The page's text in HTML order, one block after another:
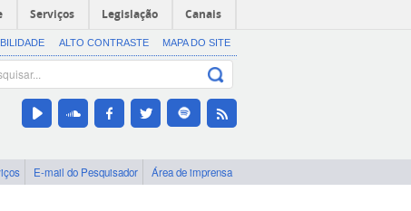
Serviços Legislação Canais
ALTO CONTRASTE MAPA DO SITE
E-mail do Pesquisador Área de imprensa